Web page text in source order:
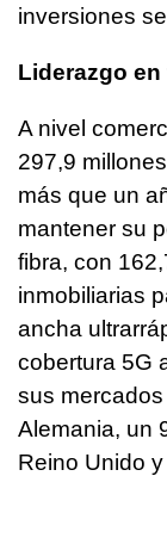
inversiones
Liderazgo en
A nivel
297,9
más que un
mantener su
fibra, con
inmobiliarias
ancha
cobertura 5G
sus
Alemania, un
Reino Unido